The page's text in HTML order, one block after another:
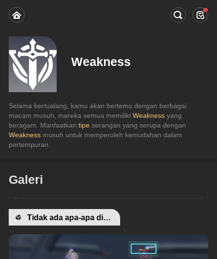
Weakness
Selama bertualang, kamu akan bertemu dengan berbagai
macam musuh, mereka semua memiliki Weakness yang
beragam. Manfaatkan tipe
Weakness musuh untuk memperoleh kemudahan dalam
pertempuran.
Galeri
Tidak ada apa-apa di sini